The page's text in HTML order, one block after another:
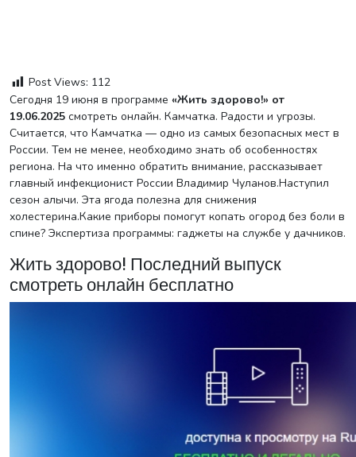
Post Views: 112
Сегодня 19 июня в программе «Жить здорово!» от
19.06.2025 смотреть онлайн. Камчатка. Радости и угрозы.
Считается, что Камчатка — одно из самых безопасных мест в
России. Тем не менее, необходимо знать об особенностях
региона. На что именно обратить внимание, рассказывает
главный инфекционист России Владимир Чуланов.Наступил
сезон алычи. Эта ягода полезна для снижения
холестерина.Какие приборы помогут копать огород без боли в
спине? Экспертиза программы: гаджеты на службе у дачников.
Жить здорово! Последний выпуск
смотреть онлайн бесплатно